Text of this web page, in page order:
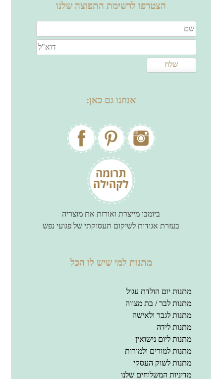
הצטרפו לרשימת התפוצה שלנו
אנחנו גם כאן:
ביומבו מייצרת ואורזת את מוצריה
בעזרת אגודות לשיקום תעסוקתי של פגועי נפש
מתנות למי שיש לו הכל
מתנות יום הולדת עגול
מתנות לבר / בת מצווה
מתנות לגבר ולאישה
מתנות לידה
מתנות ליום נישואין
מתנות למורים ולמורות
מתנות לשוק העסקי
מדיניות המשלוחים שלנו